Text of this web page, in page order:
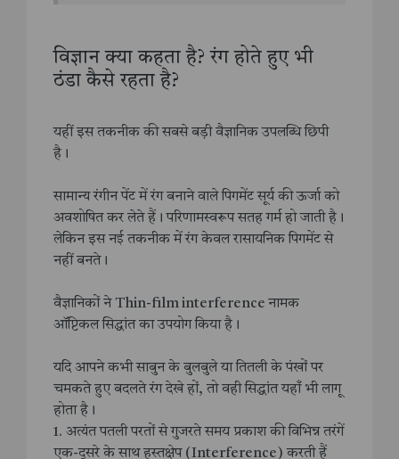
विज्ञान क्या कहता है? रंग होते हुए भी
ठंडा कैसे रहता है?
यहीं इस तकनीक की सबसे बड़ी वैज्ञानिक उपलब्धि छिपी
है।
सामान्य रंगीन पेंट में रंग बनाने वाले पिगमेंट सूर्य की ऊर्जा को
अवशोषित कर लेते हैं। परिणामस्वरूप सतह गर्म हो जाती है।
लेकिन इस नई तकनीक में रंग केवल रासायनिक पिगमेंट से
नहीं बनते।
वैज्ञानिकों ने Thin-film interference नामक
ऑप्टिकल सिद्धांत का उपयोग किया है।
यदि आपने कभी साबुन के बुलबुले या तितली के पंखों पर
चमकते हुए बदलते रंग देखे हों, तो वही सिद्धांत यहाँ भी लागू
होता है।
1. अत्यंत पतली परतों से गुजरते समय प्रकाश की विभिन्न तरंगें
एक-दूसरे के साथ हस्तक्षेप (Interference) करती हैं